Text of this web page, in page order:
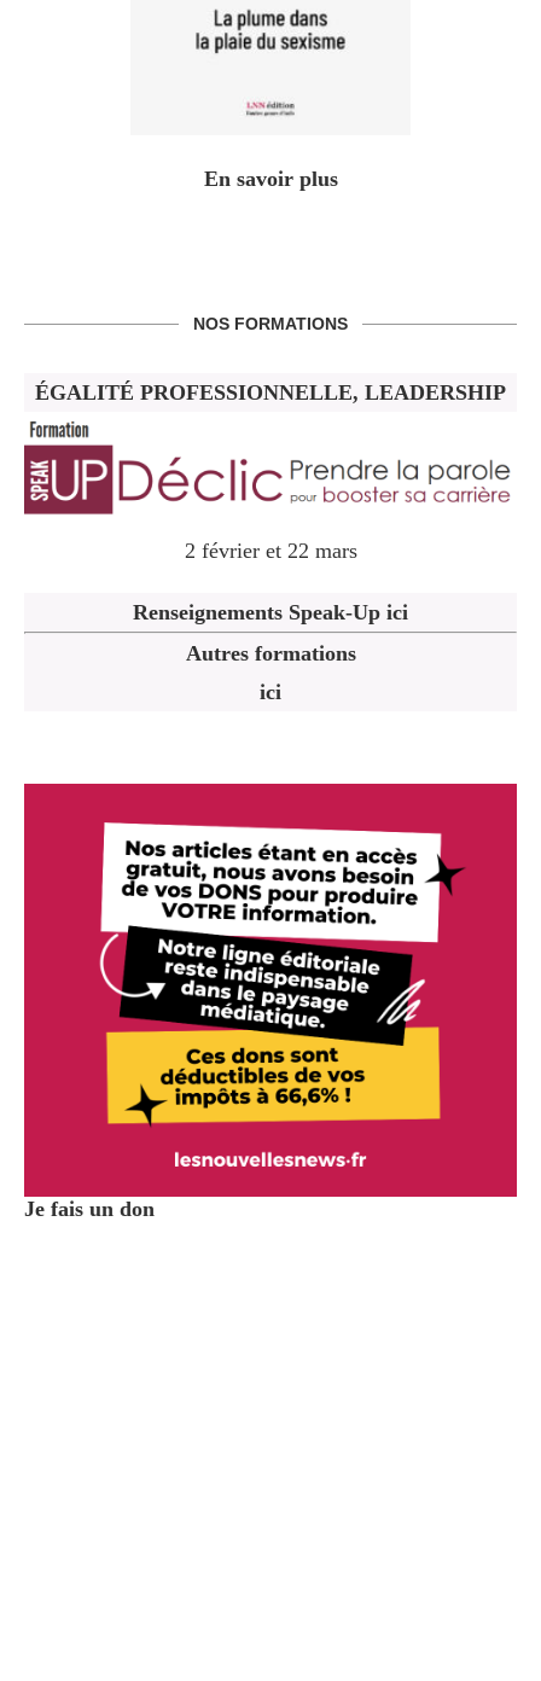
En savoir plus
NOS FORMATIONS
ÉGALITÉ PROFESSIONNELLE, LEADERSHIP
2 février et 22 mars
Renseignements Speak-Up ici
Autres formations
ici
Je fais un don